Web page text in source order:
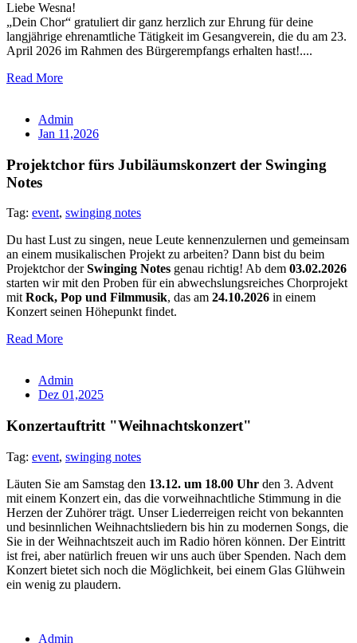
Liebe Wesna!
„Dein Chor“ gratuliert dir ganz herzlich zur Ehrung für deine
langjährige ehrenamtliche Tätigkeit im Gesangverein, die du am 23.
April 2026 im Rahmen des Bürgerempfangs erhalten hast!....
Read More
Admin
Jan 11,2026
Projektchor fürs Jubiläumskonzert der Swinging
Notes
Tag: event, swinging notes
Du hast Lust zu singen, neue Leute kennenzulernen und gemeinsam
an einem musikalischen Projekt zu arbeiten? Dann bist du beim
Projektchor derSwinging Notes genau richtig! Ab dem 03.02.2026
starten wir mit den Proben für ein abwechslungsreiches Chorprojekt
mitRock, Pop und Filmmusik, das am 24.10.2026 in einem
Konzert seinen Höhepunkt findet.
Read More
Admin
Dez 01,2025
Konzertauftritt "Weihnachtskonzert"
Tag: event, swinging notes
Läuten Sie am Samstag den 13.12. um 18.00 Uhr den 3. Advent
mit einem Konzert ein, das die vorweihnachtliche Stimmung in die
Herzen der Zuhörer trägt. Unser Liederreigen reicht von bekannten
und besinnlichen Weihnachtsliedern bis hin zu modernen Songs, die
Sie in der Weihnachtszeit auch im Radio hören können. Der Eintritt
ist frei, aber natürlich freuen wir uns auch über Spenden. Nach dem
Konzert bietet sich noch die Möglichkeit, bei einem Glas Glühwein
ein wenig zu plaudern.
Admin